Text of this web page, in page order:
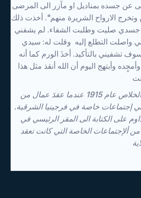
عن جسده بمناديل او مآزر الى المرضى
الارواح الشريرة منهم". أخذت ذلك
جسدي صليت وطلبت الشفاء. لم يشفني
واصلت التطلع إليه وقلت له: سيدي
تشفيني بالتأكيد. أخذَ الورم كما أنه
وأبتهج اليوم أن الله أنقذ مثل هذا
تلقى يوجين مارشال الخلاص عام 1915 عندما عقدَ عمال من
إجتماعات خاصة في فرجينيا الشرقية.
على الكتابة الى المقر الرئيسي في
من ألإجتماعات الخاصة التي كانت تعقد